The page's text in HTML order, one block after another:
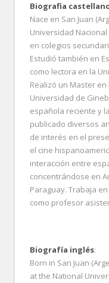
Biografia
Nace en San Juan
Universidad
en colegios
Estudió también en
como lectora en la
Realizó un Master
Universidad de
española reciente y
publicado diversos
de interés en el
el cine
interacción entre
concentrándose en
Paraguay. Trabaja
como profesor
Biografía inglés:
Born in San Juan
at the National